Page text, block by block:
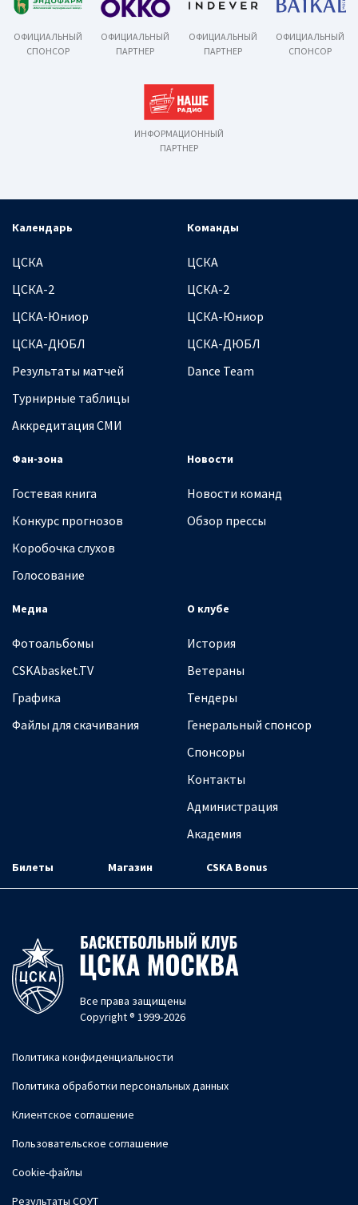
ОФИЦИАЛЬНЫЙ
СПОНСОР
ОФИЦИАЛЬНЫЙ
ПАРТНЕР
ОФИЦИАЛЬНЫЙ
ПАРТНЕР
ОФИЦИАЛЬНЫЙ
СПОНСОР
ИНФОРМАЦИОННЫЙ
ПАРТНЕР
Календарь
ЦСКА
ЦСКА-2
ЦСКА-Юниор
ЦСКА-ДЮБЛ
Результаты матчей
Турнирные таблицы
Аккредитация СМИ
Команды
ЦСКА
ЦСКА-2
ЦСКА-Юниор
ЦСКА-ДЮБЛ
Dance Team
Фан-зона
Гостевая книга
Конкурс прогнозов
Коробочка слухов
Голосование
Новости
Новости команд
Обзор прессы
Медиа
Фотоальбомы
CSKAbasket.TV
Графика
Файлы для скачивания
О клубе
История
Ветераны
Тендеры
Генеральный спонсор
Спонсоры
Контакты
Администрация
Академия
Билеты Магазин CSKA Bonus
Все права защищены
Copyright ® 1999-2026
Политика конфиденциальности
Политика обработки персональных данных
Клиентское соглашение
Пользовательское соглашение
Cookie-файлы
Результаты СОУТ